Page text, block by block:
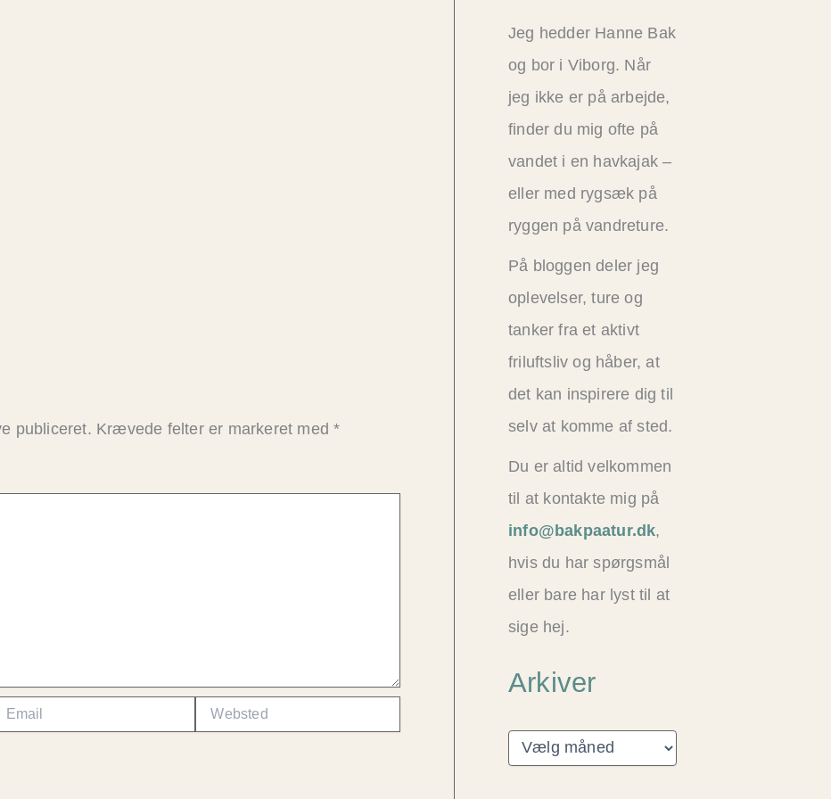
publiceret. Krævede felter er markeret med*
Jeg hedder Hanne Bak
og bor i Viborg. Når
jeg ikke er på arbejde,
finder du mig ofte på
vandet i en havkajak –
eller med rygsæk på
ryggen på vandreture.
På bloggen deler jeg
oplevelser, ture og
tanker fra et aktivt
friluftsliv og håber, at
det kan inspirere dig til
selv at komme af sted.
Du er altid velkommen
til at kontakte mig på
info@bakpaatur.dk,
hvis du har spørgsmål
eller bare har lyst til at
sige hej.
Arkiver
A